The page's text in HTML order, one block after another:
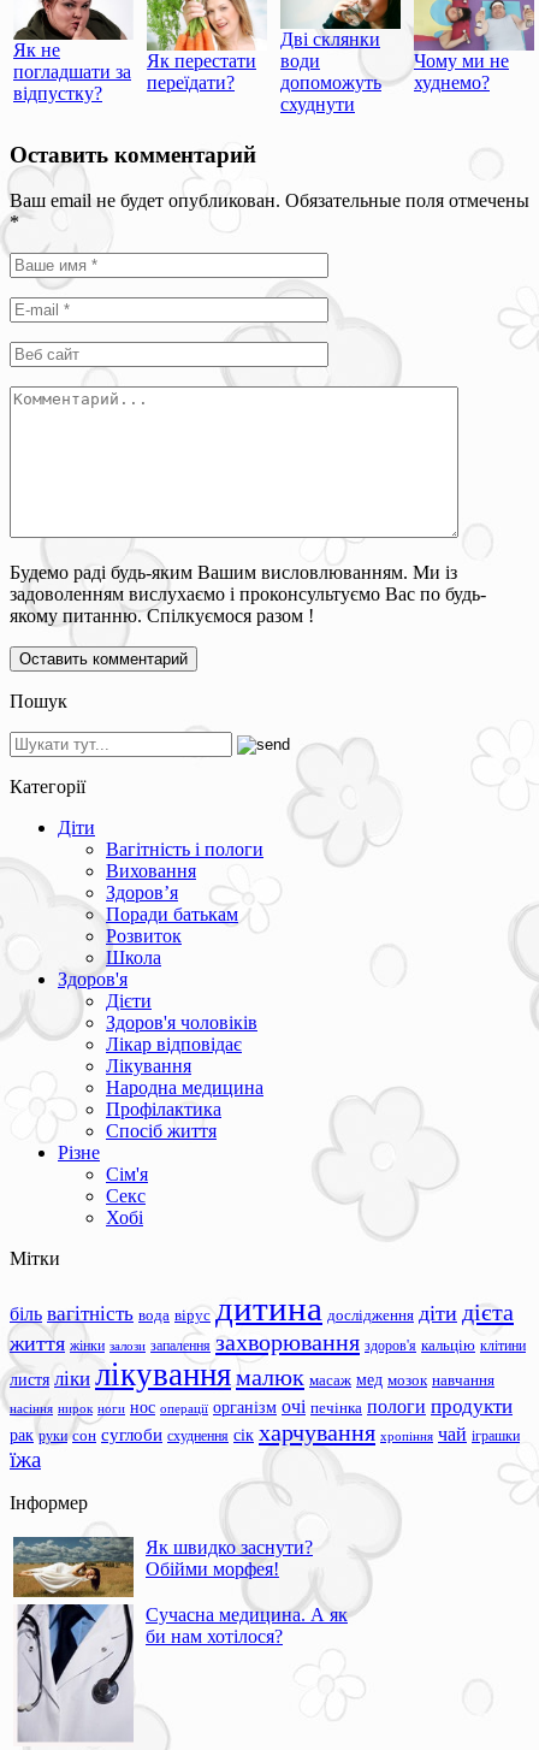
Як не
погладшати за
відпустку?
Як перестати
переїдати?
Дві склянки
води
допоможуть
схуднути
Чому ми не
худнемо?
Оставить комментарий
Ваш email не будет опубликован. Обязательные поля отмечены
*
Будемо раді будь-яким Вашим висловлюванням. Ми із
задоволенням вислухаємо і проконсультуємо Вас по будь-
якому питанню. Спілкуємося разом !
Пошук
Категорії
Діти
Вагітність і пологи
Виховання
Здоров’я
Поради батькам
Розвиток
Школа
Здоров'я
Дієти
Здоров'я чоловіків
Лікар відповідає
Лікування
Народна медицина
Профілактика
Спосіб життя
Різне
Сім'я
Секс
Хобі
Мітки
біль вагітність вода вірус дитина дослідження діти дієта
життя жінки залози запалення захворювання здоров'я кальцію клітини
листя ліки лікуваннямалюк масаж мед мозок навчання
насіння нирок ноги нос операції організм очі печінка пологи продукти
рак руки сон суглоби схуднення сік харчування хропіння чай іграшки
їжа
Інформер
Як швидко заснути?
Обійми морфея!
Сучасна медицина. А як
би нам хотілося?